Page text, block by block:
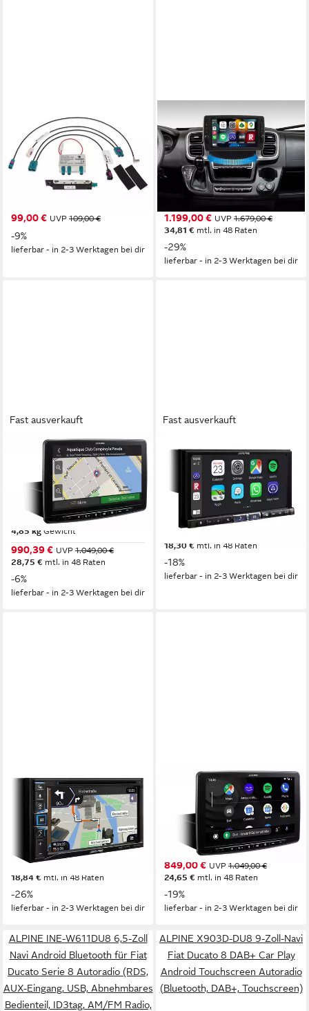
KAE-DAB1G6
Antennensplitter für
Volkswagen Golf VI Skoda
Octavia 3 Autoradio
99,00 € UVP 109,00 €
-9%
lieferbar - in 2-3 Werktagen bei dir
X903D-DU8S 9-Zoll-
Navisystem Fiat Ducato 8,
Apple CarPlay Android Auto
Autoradio
Gewicht
1.199,00 € UVP 1.679,00 €
34,81 € mtl. in 48 Raten
-29%
lieferbar - in 2-3 Werktagen bei dir
Fast ausverkauft
INE-F904DC NaviL
Reisemobilprofile DAB+ HDMI
CarPlay Android Auto
Autoradio
4,85 kg Gewicht
990,39 € UVP 1.049,00 €
28,75 € mtl. in 48 Raten
-6%
lieferbar - in 2-3 Werktagen bei dir
Fast ausverkauft
ALPINE
ILX-705DM Digital-Media-
Station 7-Zoll-DAB+ Android
2DIN Autoradio
Gewicht
18,30 € mtl. in 48 Raten
-18%
lieferbar - in 2-3 Werktagen bei dir
ALPINE
INE-W611DC 6,5 Zoll Navi
Trucksoftware CarPlay
Android Autoradio
4,01 kg Gewicht
649,00 €
18,84 € mtl. in 48 Raten
-26%
lieferbar - in 2-3 Werktagen bei dir
INE-F904D Navi 9-Zoll
Touchscreen, DAB+, HDMI
CarPlay Android Autoradio
4,79 kg Gewicht
849,00 € UVP 1.049,00 €
24,65 € mtl. in 48 Raten
-19%
lieferbar - in 2-3 Werktagen bei dir
ALPINE INE-W611DU8 6,5-Zoll
Navi Android Bluetooth für Fiat
Ducato Serie 8 Autoradio (RDS,
AUX-Eingang, USB, Abnehmbares
Bedienteil, ID3tag, AM/FM Radio,
ALPINE X903D-DU8 9-Zoll-Navi
Fiat Ducato 8 DAB+ Car Play
Android Touchscreen Autoradio
(Bluetooth, DAB+, Touchscreen)